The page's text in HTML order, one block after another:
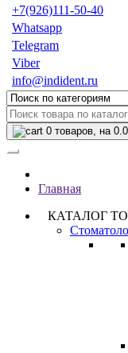
+7(926)111-50-40
Whatsapp
Telegram
Viber
info@indident.ru
0 товаров, на
Главная
КАТАЛОГ